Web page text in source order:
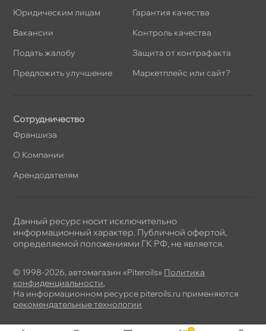
Юридическим лицам
акансии
Подать жалобу
Предложить улучшение
Гарантия качества
Контроль качества
Защита от контрафакта
Маркетплейс или сайт?
Сотрудничество
Франшиза
О Компании
Арендодателям
© 1998-2026, автомагазин «Piteroils» Политика
конфиденциальности,
На информационном ресурсе piteroils.ru применяются
рекомендательные технологии
Данный ресурс носит исключительно
информационный характер. Публичной офертой,
определяемой положениями ГК РФ, не является.